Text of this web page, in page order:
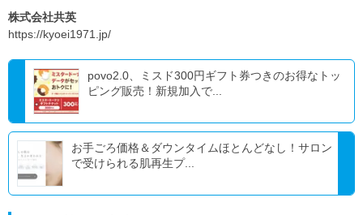
株式会社共英
https://kyoei1971.jp/
povo2.0、ミスド300円ギフト券つきのお得なトッ
ピング販売！新規加入で...
お手ごろ価格＆ダウンタイムほとんどなし！サロン
で受けられる肌再生プ...